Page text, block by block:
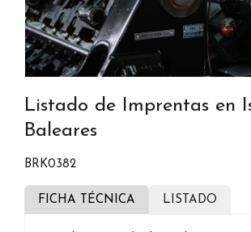
Listado de Imprentas en
Baleares
BRK0382
FICHA TÉCNICA LISTADO